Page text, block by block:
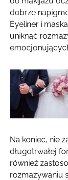
dobrze
Eyeliner i
uniknąć
Na koniec, nie
długotrwałej
również
rozmazywaniu